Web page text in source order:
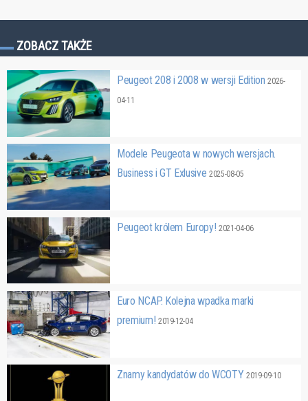
ZOBACZ TAKŻE
Peugeot 208 i 2008 w wersji Edition2026-
04-11
Modele Peugeota w nowych wersjach.
Business i GT Exlusive 2025-08-05
Peugeot królem Europy! 2021-04-06
Euro NCAP. Kolejna wpadka marki
premium! 2019-12-04
Znamy kandydatów do WCOTY 2019-09-10